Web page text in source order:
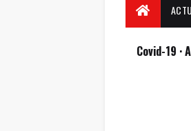
Covid-19 ·